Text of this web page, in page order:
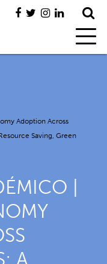
Adoption Across
Saving, Green
|
A